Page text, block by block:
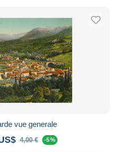
vue generale
4,00 € -5 %